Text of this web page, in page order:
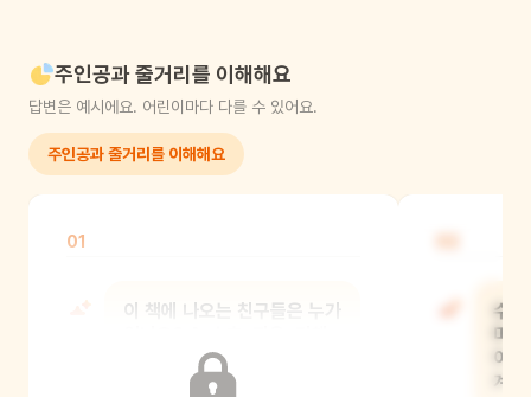
주인공과 줄거리를 이해해요
답변은 예시에요. 어린이마다 다를 수 있어요.
주인공과 줄거리를 이해해요
01
이 책에 나오는 친구들은 누가
친구가 나와요.
수
마
어
계